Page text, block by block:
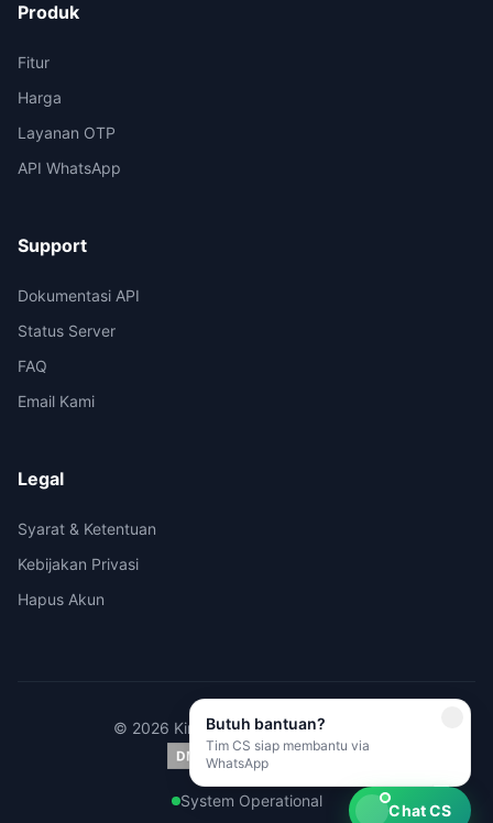
Produk
Fitur
Harga
Layanan OTP
API WhatsApp
Support
Dokumentasi API
Status Server
FAQ
Email Kami
Legal
Syarat & Ketentuan
Kebijakan Privasi
Hapus Akun
© 2026 Kirimi.id - All rights reserved.
System Operational
Butuh bantuan?
Tim CS siap membantu via
WhatsApp
Chat CS